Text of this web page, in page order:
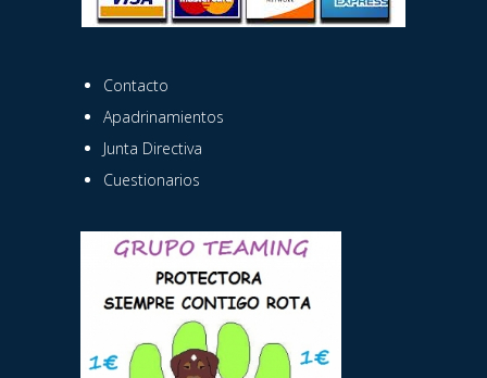
Contacto
Apadrinamientos
Junta Directiva
Cuestionarios